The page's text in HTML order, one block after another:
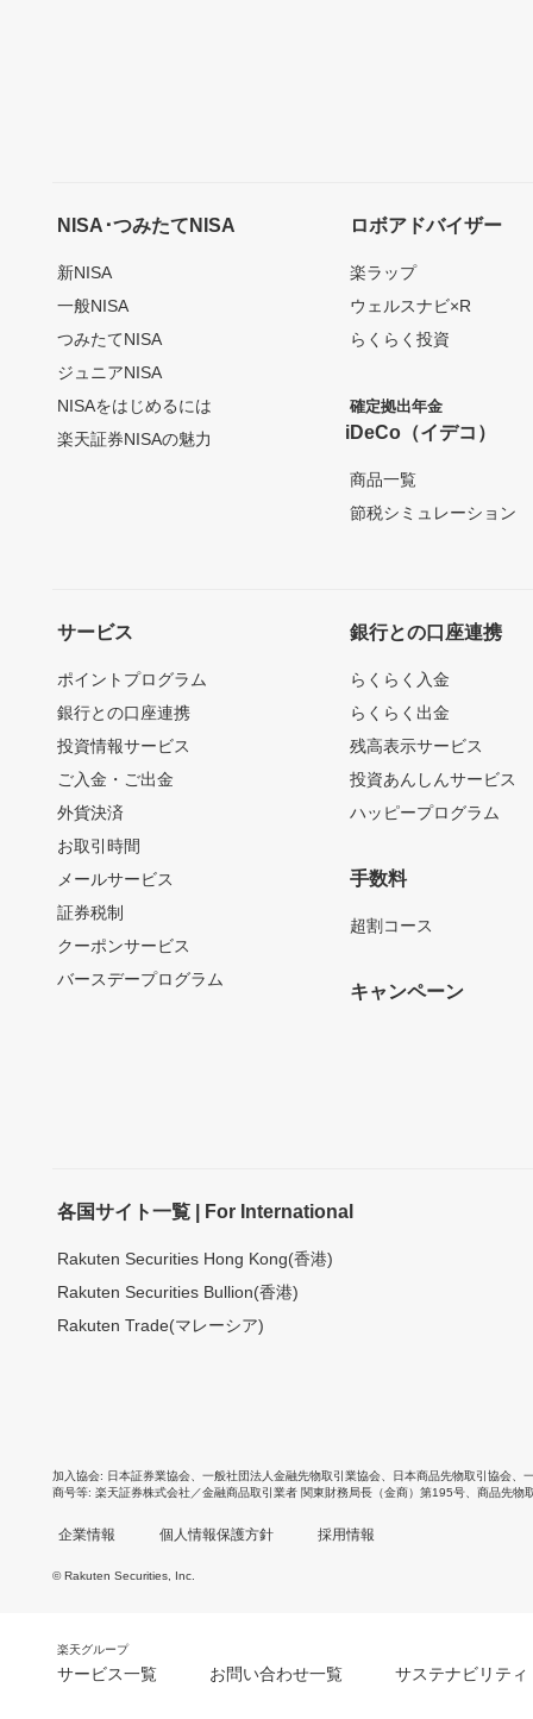
NISA･つみたてNISA
新NISA
一般NISA
つみたてNISA
ジュニアNISA
NISAをはじめるには
楽天証券NISAの魅力
ロボアドバイザー
楽ラップ
ウェルスナビ×R
らくらく投資
確定拠出年金
iDeCo（イデコ）
商品一覧
節税シミュレーション
サービス
ポイントプログラム
銀行との口座連携
投資情報サービス
ご入金・ご出金
外貨決済
お取引時間
メールサービス
証券税制
クーポンサービス
バースデープログラム
銀行との口座連携
らくらく入金
らくらく出金
残高表示サービス
投資あんしんサービス
ハッピープログラム
手数料
超割コース
キャンペーン
各国サイト一覧 | For International
Rakuten Securities Hong Kong(香港)
Rakuten Securities Bullion(香港)
Rakuten Trade(マレーシア)
加入協会 日本証券業協会 一般社団法人金融先物取引業協会 日本商品先物取引協会
商号等 楽天証券株式会社／金融商品取引業者 関東財務局長（金商）第195号、商品先物
企業情報 個人情報保護方針 採用情報
© Rakuten Securities, Inc.
楽天グループ
サービス一覧 お問い合わせ一覧 サステナビリティ